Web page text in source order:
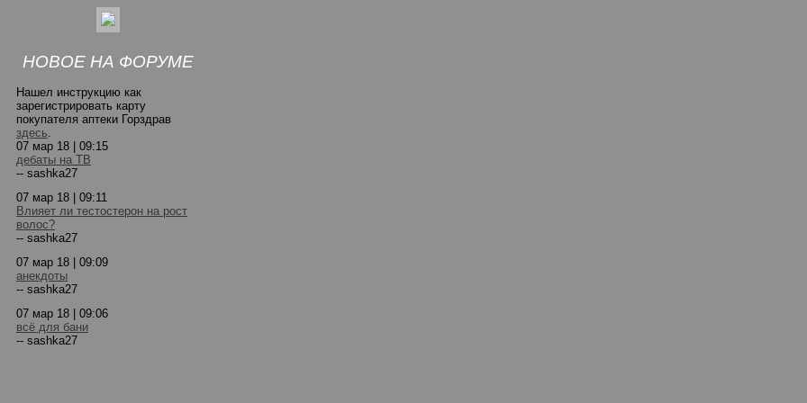
НОВОЕ НА ФОРУМЕ
Нашел инструкцию как
зарегистрировать карту
покупателя аптеки Горздрав
здесь.
07 мар 18 | 09:15
дебаты на ТВ
-- sashka27
07 мар 18 | 09:11
Влияет ли тестостерон на рост
волос?
-- sashka27
07 мар 18 | 09:09
анекдоты
-- sashka27
07 мар 18 | 09:06
всё для бани
-- sashka27